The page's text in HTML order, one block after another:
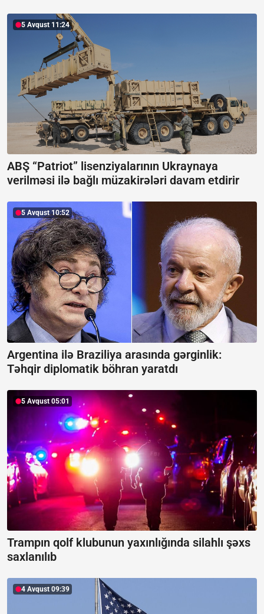
5 Avqust 11:24
ABŞ “Patriot” lisenziyalarının Ukraynaya
verilməsi ilə bağlı müzakirələri davam etdirir
5 Avqust 10:52
Argentina ilə Braziliya arasında gərginlik:
Təhqir diplomatik böhran yaratdı
5 Avqust 05:01
Trampın qolf klubunun yaxınlığında silahlı şəxs
saxlanılıb
4 Avqust 09:39